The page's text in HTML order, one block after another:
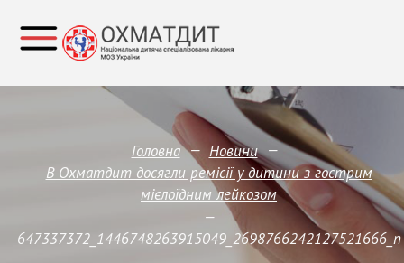
Головна — Новини —
В Охматдит досягли ремісії у дитини з гострим
мієлоїдним лейкозом
—
647337372_1446748263915049_2698766242127521666_n